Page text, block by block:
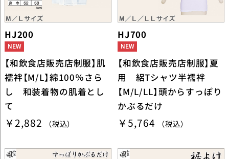
HJ200
【和飲食店販売店制服】肌
襦袢【M/L】綿100％さら
し 和装着物の肌着とし
て
￥2,882 （税込）
HJ700
【和飲食店販売店制服】夏
用 絽Tシャツ半襦袢
【M/L/LL】頭からすっぽり
かぶるだけ
￥5,764 （税込）